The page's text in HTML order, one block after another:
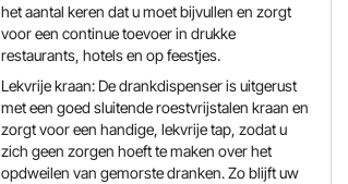
het aantal keren dat u moet bijvullen en zorgt
voor een continue toevoer in drukke
restaurants, hotels en op feestjes.
Lekvrije kraan: De drankdispenser is uitgerust
met een goed sluitende roestvrijstalen kraan en
zorgt voor een handige, lekvrije tap, zodat u
zich geen zorgen hoeft te maken over het
opdweilen van gemorste dranken. Zo blijft uw